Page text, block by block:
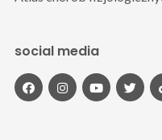
social media